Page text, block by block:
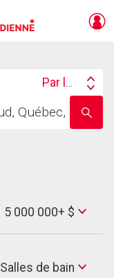
Search
Par lieu
nom
Max
Price
5 000 000+ $
Salles
Salles de bain